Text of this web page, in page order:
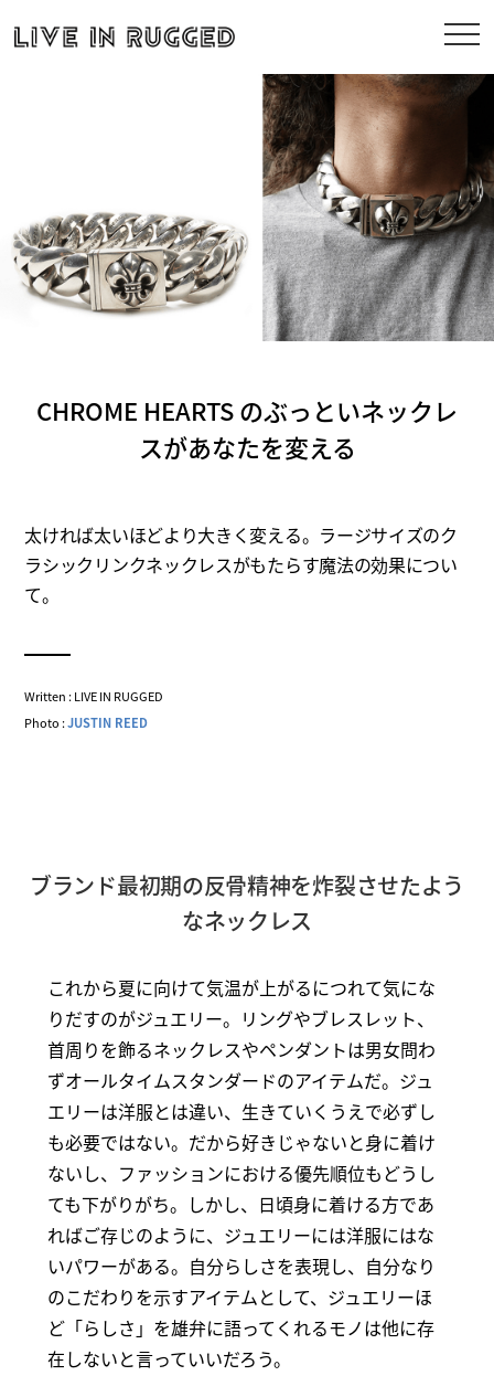
CHROME HEARTS のぶっといネックレ
スがあなたを変える
太ければ太いほどより大きく変える。ラージサイズのク
ラシックリンクネックレスがもたらす魔法の効果につい
て。
Written : LIVE IN RUGGED
Photo :JUSTIN REED
ブランド最初期の反骨精神を炸裂させたよう
なネックレス
これから夏に向けて気温が上がるにつれて気にな
りだすのがジュエリー。リングやブレスレット、
首周りを飾るネックレスやペンダントは男女問わ
ずオールタイムスタンダードのアイテムだ。ジュ
エリーは洋服とは違い、生きていくうえで必ずし
も必要ではない。だから好きじゃないと身に着け
ないし、ファッションにおける優先順位もどうし
ても下がりがち。しかし、日頃身に着ける方であ
ればご存じのように、ジュエリーには洋服にはな
いパワーがある。自分らしさを表現し、自分なり
のこだわりを示すアイテムとして、ジュエリーほ
ど「らしさ」を雄弁に語ってくれるモノは他に存
在しないと言っていいだろう。